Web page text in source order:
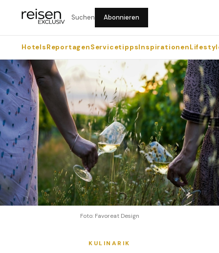
Suchen Abonnieren
HotelsReportagenServicetippsInspirationen
Foto: Favoreat Design
KULINARIK